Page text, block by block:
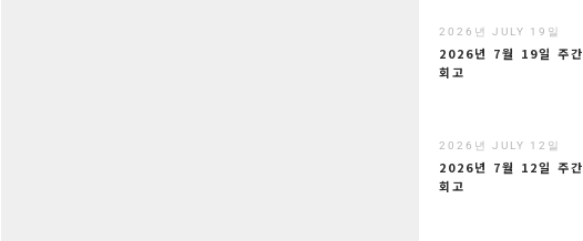
2026년 JULY 19일
2026년 7월 19일 주간
회고
2026년 JULY 12일
2026년 7월 12일 주간
회고